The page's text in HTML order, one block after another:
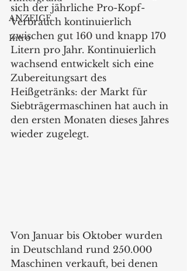
ANZEIGE
Intro
sich der jährliche Pro-Kopf-
Verbrauch kontinuierlich
zwischen gut 160 und knapp 170
Litern pro Jahr. Kontinuierlich
wachsend entwickelt sich eine
Zubereitungsart des
Heißgetränks: der Markt für
Siebträgermaschinen hat auch in
den ersten Monaten dieses Jahres
wieder zugelegt.
Von Januar bis Oktober wurden
in Deutschland rund 250.000
Maschinen verkauft, bei denen